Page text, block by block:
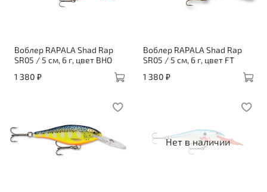
Воблер RAPALA Shad Rap
SR05 / 5 см, 6 г, цвет BHO
1 380 ₽
Воблер RAPALA Shad Rap
SR05 / 5 см, 6 г, цвет FT
1 380 ₽
Нет в наличии